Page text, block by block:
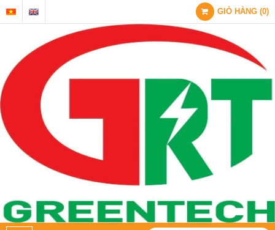
GIỎ HÀNG (0)